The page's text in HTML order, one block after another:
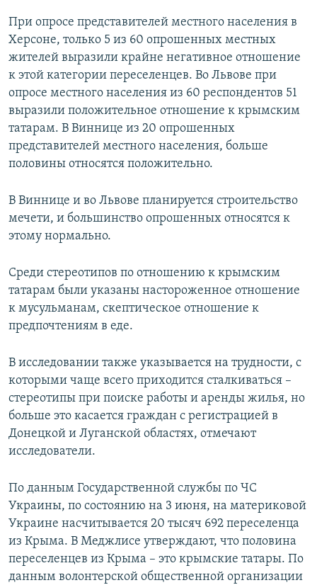
При опросе представителей местного населения в
Херсоне, только 5 из 60 опрошенных местных
жителей выразили крайне негативное отношение
к этой категории переселенцев. Во Львове при
опросе местного населения из 60 респондентов 51
выразили положительное отношение к крымским
татарам. В Виннице из 20 опрошенных
представителей местного населения, больше
половины относятся положительно.
В Виннице и во Львове планируется строительство
мечети, и большинство опрошенных относятся к
этому нормально.
Среди стереотипов по отношению к крымским
татарам были указаны настороженное отношение
к мусульманам, скептическое отношение к
предпочтениям в еде.
В исследовании также указывается на трудности, с
которыми чаще всего приходится сталкиваться –
стереотипы при поиске работы и аренды жилья, но
больше это касается граждан с регистрацией в
Донецкой и Луганской областях, отмечают
исследователи.
По данным Государственной службы по ЧС
Украины, по состоянию на 3 июня, на материковой
Украине насчитывается 20 тысяч 692 переселенца
из Крыма. В Меджлисе утверждают, что половина
переселенцев из Крыма – это крымские татары. По
данным волонтерской общественной организации